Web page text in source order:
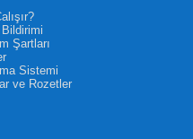
Şartları
Sistemi
ve Rozetler